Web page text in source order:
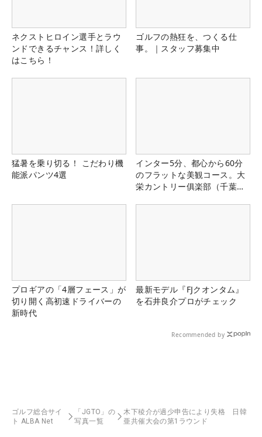
ネクストヒロイン選手とラウ
ンドできるチャンス！詳しく
はこちら！
ゴルフの熱狂を、つくる仕
事。｜スタッフ募集中
猛暑を乗り切る！ こだわり機
能派パンツ4選
インター5分、都心から60分
のフラットな美観コース。大
栄カントリー俱楽部（千葉
プロギアの「4層フェース」が
切り開く高初速ドライバーの
新時代
最新モデル『FJクオンタム』
を石井良介プロがチェック
Recommended by
ゴルフ総合サイ
ト ALBA Net
「JGTO」の
写真一覧
木下稜介が過少申告により失格 日韓
亜共催大会の第1ラウンド